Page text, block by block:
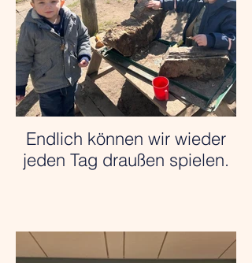
Endlich können wir wieder
jeden Tag draußen spielen.